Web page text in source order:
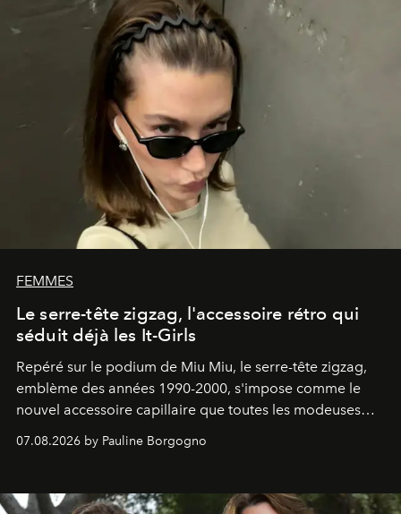
FEMMES
Le serre-tête zigzag, l'accessoire rétro qui
séduit déjà les It-Girls
Repéré sur le podium de Miu Miu, le serre-tête zigzag,
emblème des années 1990-2000, s'impose comme le
nouvel accessoire capillaire que toutes les modeuses
s'arrachent déjà.
07.08.2026 by Pauline Borgogno